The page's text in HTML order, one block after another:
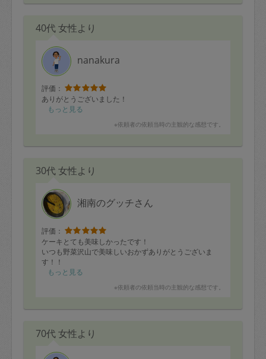
ばる物ばかりです。
棚を置いてはあるものの使っていくうちに、出入りも不
今日こそはと、お願いをしました。
時間延長をお願いしましたが、今回も4時間で手際よく片
づけて下さいました。
毎回頭が下がります。
苦手なことをいつも快くお引き受け頂いて、とてもあり
がたく感謝しています。
40代 女性より
nanakura
評価：
ありがとうございました！
もっと見る
※依頼者の依頼当時の主観的な感想です。
30代 女性より
湘南のグッチさん
評価：
ケーキとても美味しかったです！
いつも野菜沢山で美味しいおかずありがとうございま
す！！
もっと見る
※依頼者の依頼当時の主観的な感想です。
70代 女性より